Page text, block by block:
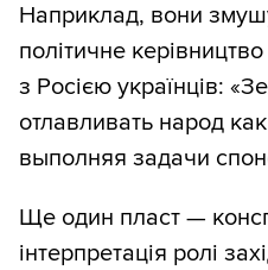
Наприклад, вони
політичне
з Росією українців:
отлавливать народ
выполняя задачи
Ще один пласт —
інтерпретація ролі